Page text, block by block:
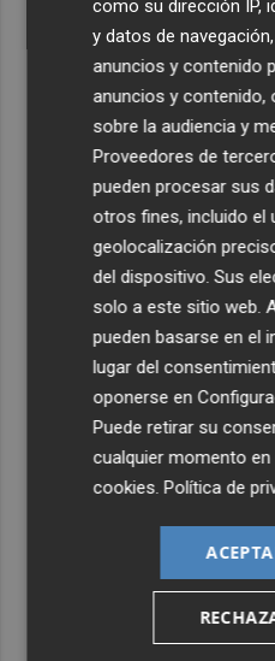
como su dirección IP,
y datos de
anuncios y contenido
anuncios y contenido,
sobre la audiencia y
Proveedores de
pueden procesar sus
otros fines, incluido el
geolocalización
del dispositivo. Sus
solo a este sitio web.
pueden basarse en el
lugar del
oponerse en
Puede retirar su
cualquier momento en
cookies .Política de